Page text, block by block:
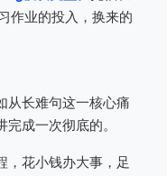
作业的投入，换来的
从长难句这一核心痛
成一次彻底的。
，花小钱办大事，足